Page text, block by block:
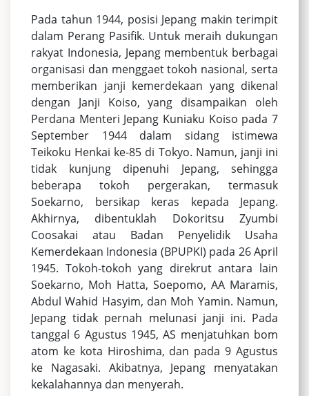
Pada tahun 1944, posisi Jepang makin terimpit
dalam Perang Pasifik. Untuk meraih dukungan
rakyat Indonesia, Jepang membentuk berbagai
organisasi dan menggaet tokoh nasional, serta
memberikan janji kemerdekaan yang dikenal
dengan Janji Koiso, yang disampaikan oleh
Perdana Menteri Jepang Kuniaku Koiso pada 7
September 1944 dalam sidang istimewa
Teikoku Henkai ke-85 di Tokyo. Namun, janji ini
tidak kunjung dipenuhi Jepang, sehingga
beberapa tokoh pergerakan, termasuk
Soekarno, bersikap keras kepada Jepang.
Akhirnya, dibentuklah Dokoritsu Zyumbi
Coosakai atau Badan Penyelidik Usaha
Kemerdekaan Indonesia (BPUPKI) pada 26 April
1945. Tokoh-tokoh yang direkrut antara lain
Soekarno, Moh Hatta, Soepomo, AA Maramis,
Abdul Wahid Hasyim, dan Moh Yamin. Namun,
Jepang tidak pernah melunasi janji ini. Pada
tanggal 6 Agustus 1945, AS menjatuhkan bom
atom ke kota Hiroshima, dan pada 9 Agustus
ke Nagasaki. Akibatnya, Jepang menyatakan
kekalahannya dan menyerah.